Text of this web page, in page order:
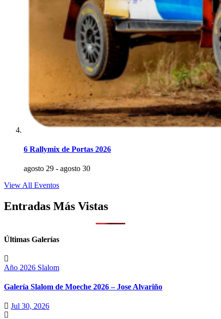
6 Rallymix de Portas 2026
agosto 29 - agosto 30
View All Eventos
Entradas Más Vistas
Últimas Galerías
Año 2026 Slalom
Galería Slalom de Moeche 2026 – Jose Alvariño
Jul 30, 2026